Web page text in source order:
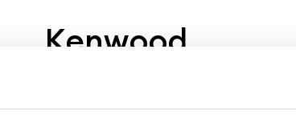
Kenwood
în 1946, care proiectează și
audio pentru casă și mașină.